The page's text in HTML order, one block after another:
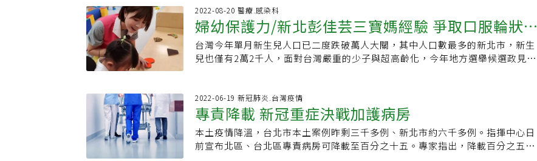
示範中心評鑑，目前正洽談清大與陽明交大學生來院實習的可能性。「解決醫療
空間不足問題，也是醫院發展的重要項目。」余忠仁表示，未來將努力爭取擴建
「湳雅院區」，興建「急重症大樓」，發揮醫學中心的功能，並加速生醫醫院二
期工程進度。面積5.18公頃的新竹醫院湳雅院區，目前行政院已核定國有地部分
議中心，一期大樓全部開啟後，新竹台大分院病床也將增至1969床，提升醫療量
能。余忠仁小檔案年齡：63歲專長：一般內科學、胸腔內科學、重症醫學、胸腔
腫瘤學、超音波醫學、分子醫學現職：台大醫學院內科教授、台大醫院新竹台大
分院院長學歷：台大醫學院醫學系醫學士、台大醫學院臨床醫學研究所博士、台
灣大學管理學院管理碩士專班(EMBA)畢業經歷：台大醫院副院長、台大醫院新竹
期倫理、急重症醫療的資源分配，乃至死刑犯的器官捐贈等議題時，我用了不少
心思，分別熟悉語句、目標與現況。以資源分配（resource allocation）為例，
當COVID-19疫情襲捲全球時，供不應求的口罩、疫苗、病床，乃至照護資源如何
配置？學者們提出了衡量的不同方法，如Persad等人針對稀少資源提出的四核心
價值、八分配原則（註1）；Emanuel等人提出的六項建議（註2）。原則需要經
獲得資源。而當以「完整生命系統（complete life system）」作為優先考量
時，則可能凌駕先到先得、病重者優先、回饋社會價值等分配原則。考慮一國家
或地區的醫療量能，會使得政府採取相應的最適策略，生命倫理學即為此服務。
在這裡，我感受到的生命倫理學，其面向之寬廣，遠大於我們個人所直覺感受的
馨瑩的2個女兒，當年都指定到馬偕由他負責接生。過去婦女子宮頸癌患者多，王
功亮幾乎每天都有刀，近年許多觀念改變，飲食習慣、預防醫學提升，子宮頸癌
患者已大幅減少。8年多前總院派任他接台東馬偕院長，他認為是使命，強調「去
台東要做事」，需要資源、更須總院支援，總院支持他的想法，自此從台北婦科
者，因為缺醫師或處理能力不足，近7成需外轉高雄或花蓮慈濟，他自問「我可以
讓馬偕不一樣嗎？」大家都當「醫院小七」，馬偕能否成為台東醫院的SOGO百
貨，提供高品質服務。「要有醫師才能留住患者！」王功亮說，心臟疾病是最危
急症，當年心臟科每年有20到30名患者外轉，為重建患者留在台東馬偕信心，漸
少外轉風險，只要患者可控制，他立即請總院心臟外科醫師隔日一早搭機到台東
綠洲黃忠山回憶，20、30年前的竹北並不像現今是繁華的都會，甚至是醫療資源
嚴重缺乏地區，因此東元醫院的創立，就是希望成為這個區域的救命綠洲，歷經
27個寒暑裡，始終不敢忘記其「救命」的使命，至今仍肩負新竹縣唯一重度級急
救責任醫院的重任。因為醫院位於竹北市區的交通要道、高速公路竹北交流道
旁，因此大新竹地區的緊急轉診，第一時間幾乎都是送到東元。黃忠山說，這狀
唯一的重度級急救責任醫院，也是唯一區域醫院評鑑優等的醫院，更是唯一的區
域教學醫院，獲得國健署「健康醫院」認證，連續6年通過醫策會「急性冠心症照
護品質」認證，院內還成立「心臟血管中心」，提供全年365天24小時無間斷的
重大外傷及緊急醫療照護服務，肩負大新竹百萬人口的急重症醫療照護。黃忠山
2022-08-20 醫療.感染科
婦幼保護力/新北彭佳芸三寶媽經驗 爭取口服輪狀病
毒疫苗擴大補助
台灣今年單月新生兒人口已二度跌破萬人大關，其中人口數最多的新北市，新生
兒也僅有2萬2千人，面對台灣嚴重的少子與超高齡化，今年地方選舉候選政見飄
助，至今1463人受惠，總預算花費五百六十萬元，原本預估要用在每年三萬名新
生兒身上、1億2千萬預算有大段差距。彭佳芸表示，因新北市的新生兒人數逐年
縮減，今年新生兒人口總數僅2萬2千人，因此有機會精算財政預算且設定排富條
件後，希望為新北市新生兒爭取全面補助口服輪狀病毒疫苗。彭佳芸表示，她是
三寶媽，孕期前後為保護新生幼兒，除接受常規疫苗之外，曾自費施打口服輪狀
2022-06-19 新冠肺炎.台灣疫情
專責降載 新冠重症決戰加護病房
本土疫情降溫，台北市本土案例昨剩三千多例、新北市約六千多例。指揮中心日
前宣布北區、台北區專責病房可降載至百分之十五。專家指出，降載百分之五需